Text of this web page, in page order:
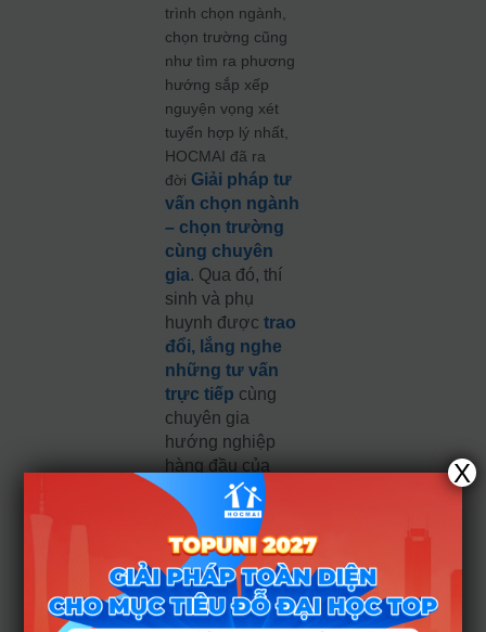
trình chọn ngành,
chọn trường cũng
như tìm ra phương
hướng sắp xếp
nguyện vọng xét
tuyển hợp lý nhất,
HOCMAI đã ra
đời Giải pháp tư
vấn chọn ngành
– chọn trường
cùng chuyên
gia. Qua đó, thí
sinh và phụ
huynh đượctrao
đổi, lắng nghe
những tư vấn
trực tiếp cùng
chuyên gia
hướng nghiệp
hàng đầu của
HOCMAI để chọn
ra ngành học,
trường đại học
phù hợp nhất với
điểm số, thành
tích, sở thích…
X